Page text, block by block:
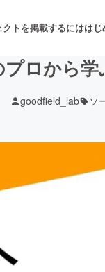
クトを掲載するにははじ
ロから学
goodfield_lab ソ